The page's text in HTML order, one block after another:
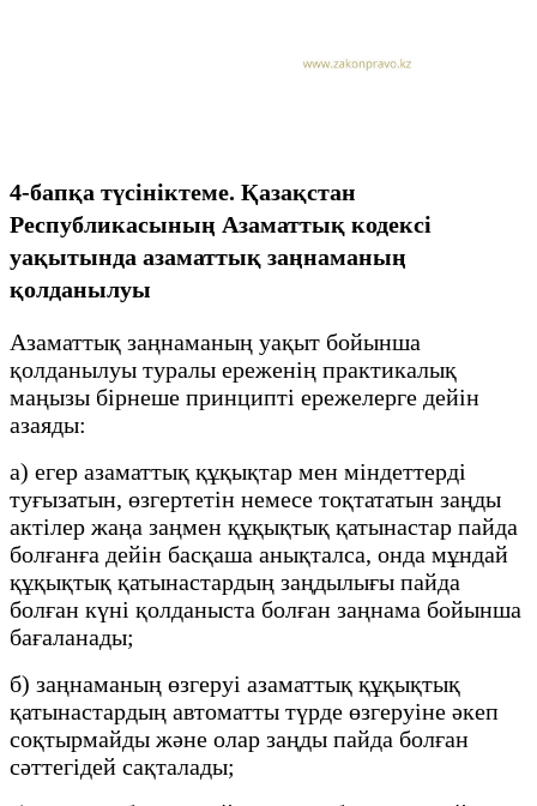
4-бапқа түсініктеме. Қазақстан
Республикасының Азаматтық кодексі
уақытында азаматтық заңнаманың
қолданылуы
Азаматтық заңнаманың уақыт бойынша
қолданылуы туралы ереженің практикалық
маңызы бірнеше принципті ережелерге дейін
азаяды:
а) егер азаматтық құқықтар мен міндеттерді
туғызатын, өзгертетін немесе тоқтататын заңды
актілер жаңа заңмен құқықтық қатынастар пайда
болғанға дейін басқаша анықталса, онда мұндай
құқықтық қатынастардың заңдылығы пайда
болған күні қолданыста болған заңнама бойынша
бағаланады;
б) заңнаманың өзгеруі азаматтық құқықтық
қатынастардың автоматты түрде өзгеруіне әкеп
соқтырмайды және олар заңды пайда болған
сәттегідей сақталады;